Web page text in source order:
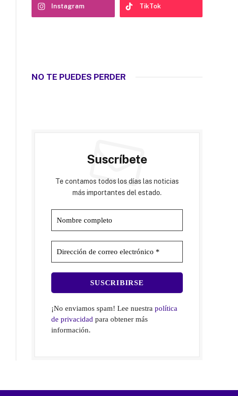
Instagram TikTok
NO TE PUEDES PERDER
Suscríbete
Te contamos todos los días las noticias
más importantes del estado.
¡No enviamos spam! Lee nuestrapolítica
de privacidad para obtener más
información.